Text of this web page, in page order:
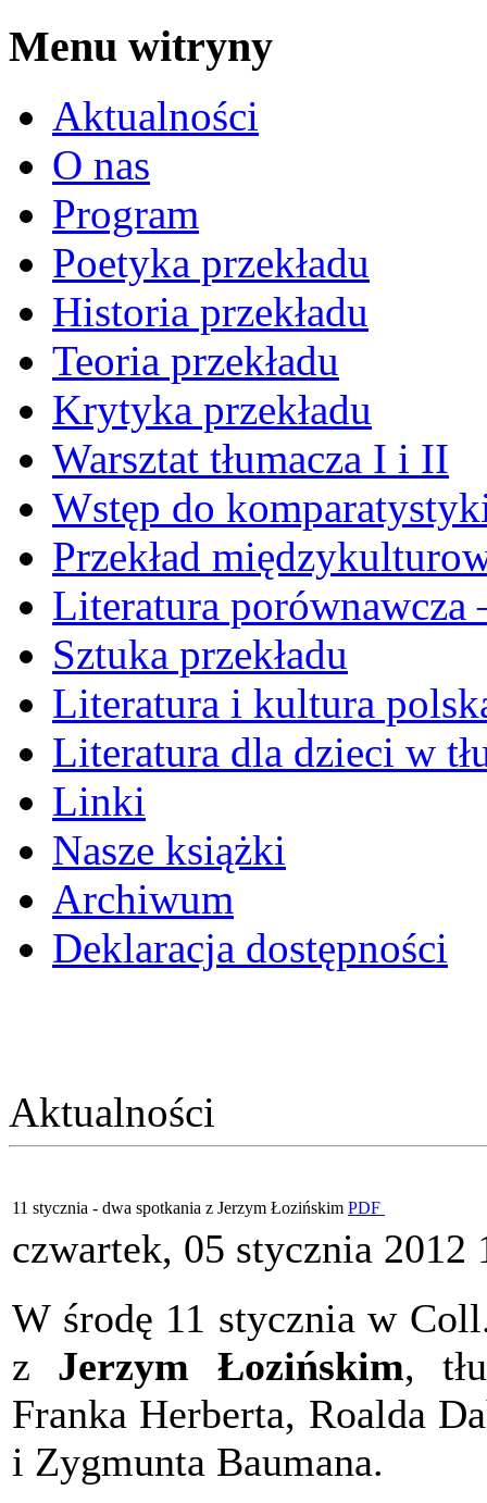
Menu witryny
Aktualności
O nas
Program
Poetyka przekładu
Historia przekładu
Teoria przekładu
Krytyka przekładu
Warsztat tłumacza I i II
Wstęp do
Przekład
Literatura porównawcza
Sztuka przekładu
Literatura i kultura
Literatura dla dzieci w
Linki
Nasze książki
Archiwum
Deklaracja dostępności
Aktualności
11 stycznia - dwa spotkania z Jerzym Łozińskim PDF
czwartek, 05 stycznia 2012
W środę 11 stycznia w
z Jerzym Łozińskim,
Franka Herberta, Roalda
i Zygmunta Baumana.